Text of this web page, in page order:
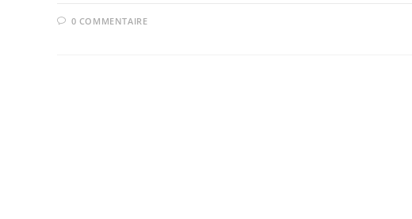
0 COMMENTAIRE